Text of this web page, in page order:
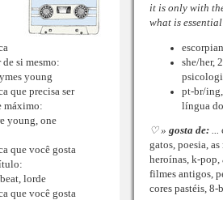
si mesmo:
young
que precisa ser
máximo:
young, one
que você gosta
lorde
que você gosta
it is only with
what is
she/her,
pt-br/
língua
♡ » gosta de:...
gatos, poesia,
heroínas, k-pop,
filmes antigos,
cores pastéis,